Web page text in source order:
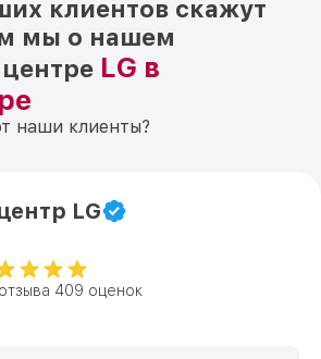
клиентов скажут
мы о нашем
LG в
наши клиенты?
LG
409 оценок